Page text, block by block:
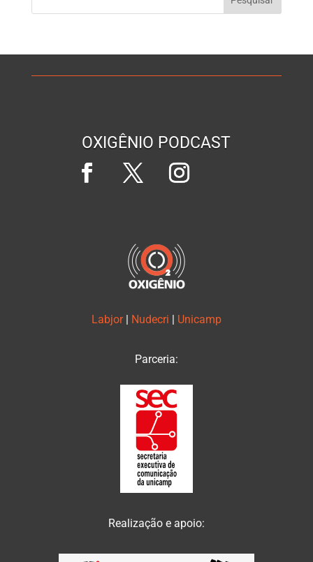
OXIGÊNIO PODCAST
Labjor Nudecri Unicamp
Parceria:
Realização e apoio: